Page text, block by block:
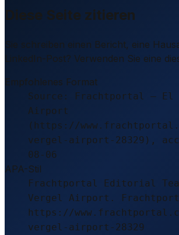
Diese Seite zitieren
Sie schreiben einen Bericht, eine
LinkedIn-Post? Verwenden Sie eine
Empfohlenes Format
Source: Frachtportal – El
Airport
(https://
vergel-airport-28329),
08-06
APA-Stil
Frachtportal Editorial
Vergel Airport.
https://
vergel-airport-28329